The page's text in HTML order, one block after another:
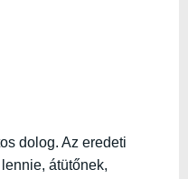
dolog. Az eredeti
átütőnek,